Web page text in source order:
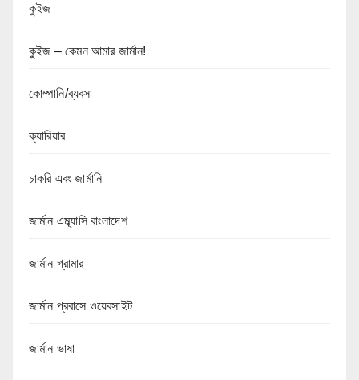
কুইজ
কুইজ – কেমন আমার জার্মান!
কোম্পানি/ব্যবসা
ক্যারিয়ার
চাকরি এবং জার্মানি
জার্মান এম্ব্যাসি বাংলাদেশ
জার্মান গ্রামার
জার্মান প্রবাসে ওয়েবসাইট
জার্মান ভাষা